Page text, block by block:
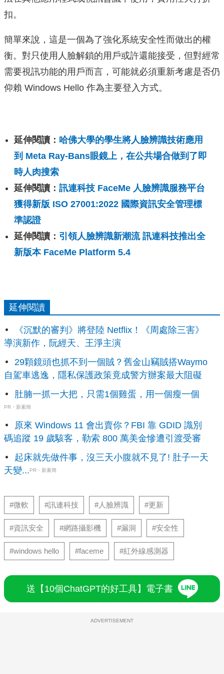
扣。
簡單來說，這是一個為了強化系統安全性而做出的權
衡。對只使用人臉解鎖的用戶或許還能接受，但對經常
需要視訊功能的用戶而言，可能就必須重新考慮是否仍
仰賴 Windows Hello 作為主要登入方式。
延伸閱讀： 哈佛大學的學生將人臉辨識技術應用
到 Meta Ray-Bans眼鏡上，在公共場合做到了即
時人肉搜索
延伸閱讀： 訊連科技 FaceMe 人臉辨識服務平台
獲得新版 ISO 27001:2022 國際資訊安全管理標
準認證
延伸閱讀： 引領人臉辨識新潮流 訊連科技推出全
新版本 FaceMe Platform 5.4
延伸閱讀
《沉默的審判》將登陸 Netflix！《周處除三害》
導演新作，阮經天、王淨主演
29顆鏡頭也抓不到一個賊？舊金山竊賊搭Waymo
自駕車逃逸，隱私保護政策竟成警方辦案最大阻礙
肚腩一抓一大把，只需1個雞蛋，用一個瘦一個
PR・新素簡
原來 Windows 11 會出賣你？FBI 靠 GDID 識別
碼追蹤 19 歲駭客，勒索 800 萬美金慘遭引渡受審
起床就先做件事，沒三天小腹就不見了! 肚子一天
天變...PR・新素簡
#微軟 #訊連科技 #人臉辨識 #更新
#資訊安全 #網路攝影機 #漏洞 #安全性
#windows hello #faceme #紅外線感測器
送【10個ChatGPT的好工具】電子書
ADVERTISEMENT